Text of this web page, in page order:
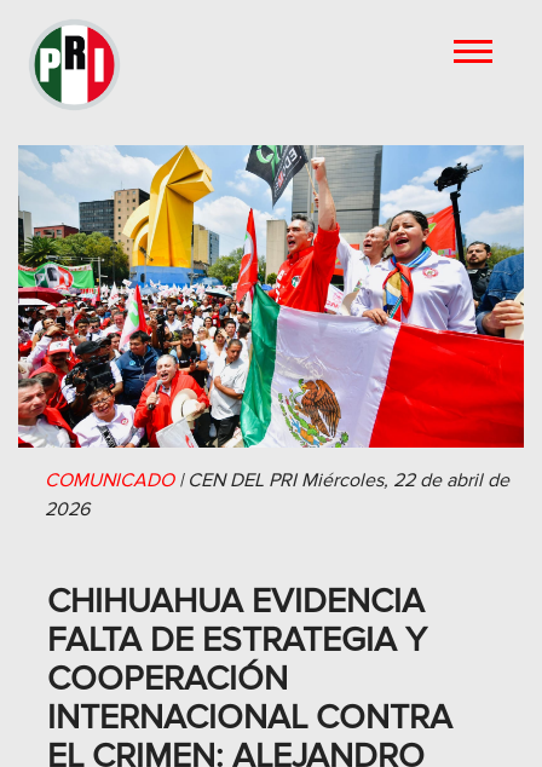
COMUNICADO| CEN DEL PRI Miércoles, 22 de abril de
2026
CHIHUAHUA EVIDENCIA
FALTA DE ESTRATEGIA Y
COOPERACIÓN
INTERNACIONAL CONTRA
EL CRIMEN: ALEJANDRO